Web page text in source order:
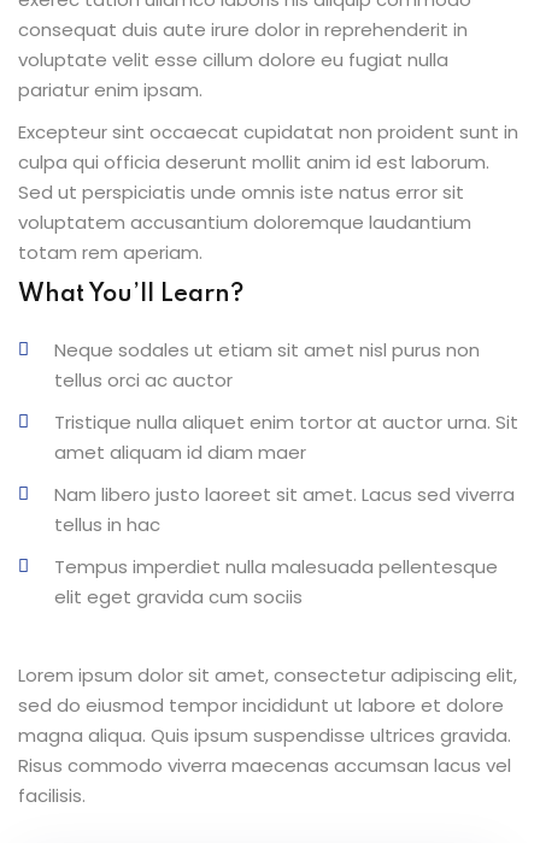
consequat duis aute irure dolor in reprehenderit in
voluptate velit esse cillum dolore eu fugiat nulla
pariatur enim ipsam.
Excepteur sint occaecat cupidatat non proident sunt in
culpa qui officia deserunt mollit anim id est laborum.
Sed ut perspiciatis unde omnis iste natus error sit
voluptatem accusantium doloremque laudantium
totam rem aperiam.
What You’ll Learn?
Neque sodales ut etiam sit amet nisl purus non
tellus orci ac auctor
Tristique nulla aliquet enim tortor at auctor urna. Sit
amet aliquam id diam maer
Nam libero justo laoreet sit amet. Lacus sed viverra
tellus in hac
Tempus imperdiet nulla malesuada pellentesque
elit eget gravida cum sociis
Lorem ipsum dolor sit amet, consectetur adipiscing elit,
sed do eiusmod tempor incididunt ut labore et dolore
magna aliqua. Quis ipsum suspendisse ultrices gravida.
Risus commodo viverra maecenas accumsan lacus vel
facilisis.